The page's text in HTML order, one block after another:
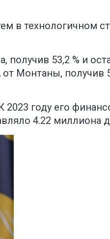
в технологичном
53,2 % и
Монтаны, получив
году его
4.22 миллиона